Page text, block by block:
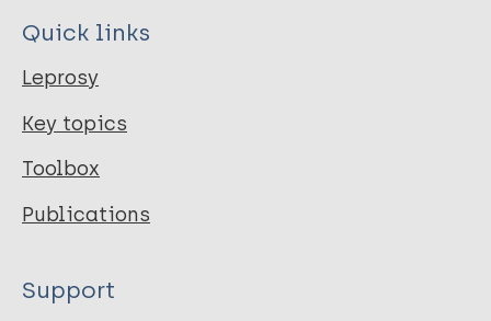
Quick links
Leprosy
Key topics
Toolbox
Publications
Support